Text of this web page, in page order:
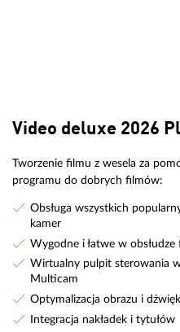
Video deluxe 2026
Tworzenie filmu z wesela za
programu do dobrych filmów:
Obsługa wszystkich
kamer
Wygodne i łatwe w
Wirtualny pulpit sterowania
Multicam
Optymalizacja obrazu i
Integracja nakładek i tytułów